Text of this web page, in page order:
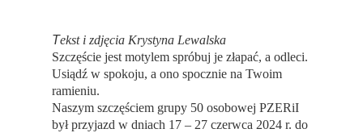
Tekst i zdjęcia Krystyna Lewalska
Szczęście jest motylem spróbuj je złapać, a odleci.
Usiądź w spokoju, a ono spocznie na Twoim
ramieniu.
Naszym szczęściem grupy 50 osobowej PZERiI
był przyjazd w dniach 17 – 27 czerwca 2024 r. do